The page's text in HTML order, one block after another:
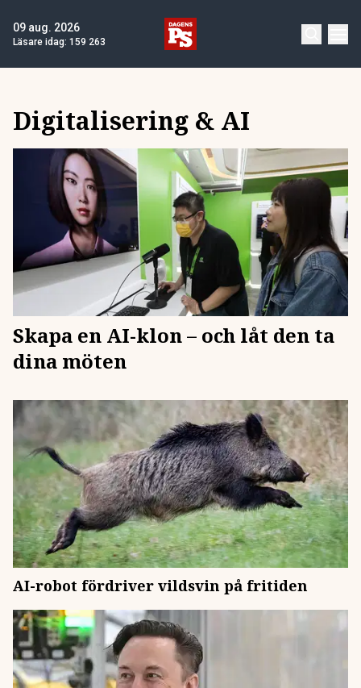
09 aug. 2026
Läsare idag: 159 263
Digitalisering & AI
Skapa en AI-klon – och låt den ta
dina möten
AI-robot fördriver vildsvin på fritiden